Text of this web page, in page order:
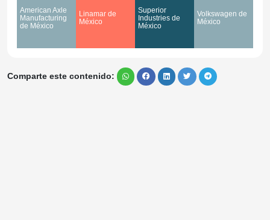
American Axle
Manufacturing
de México
Linamar de
México
Superior
Industries de
México
Volkswagen de
México
Comparte este contenido: